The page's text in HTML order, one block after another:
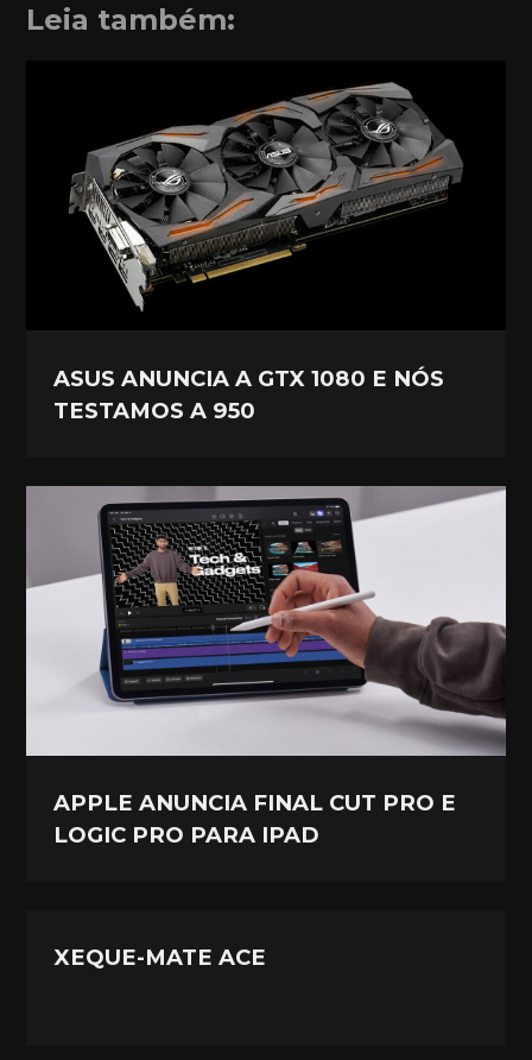
Leia também:
ASUS ANUNCIA A GTX 1080 E NÓS
TESTAMOS A 950
APPLE ANUNCIA FINAL CUT PRO E
LOGIC PRO PARA IPAD
XEQUE-MATE ACE